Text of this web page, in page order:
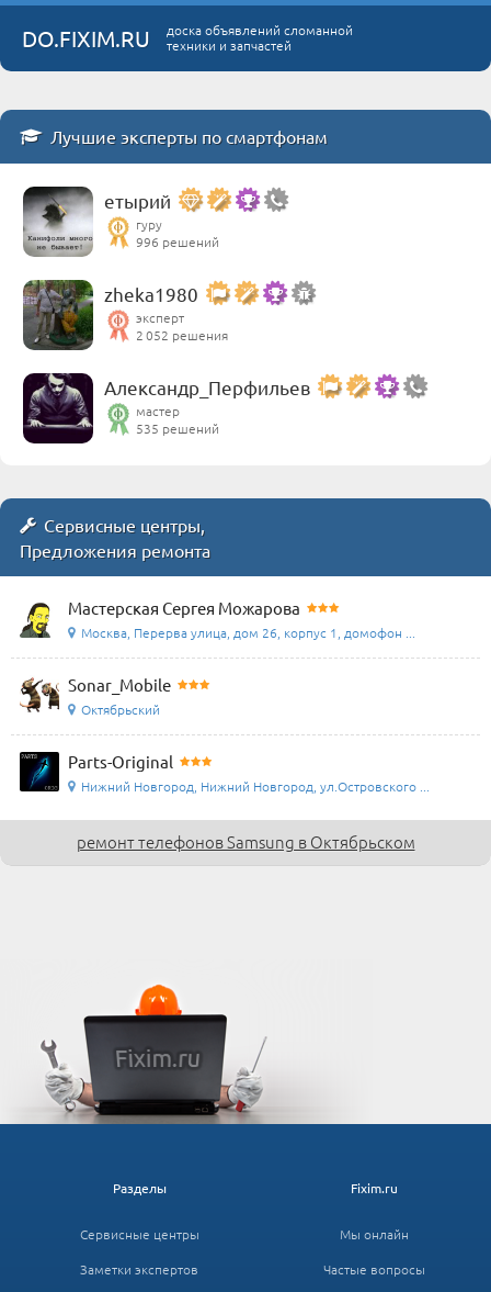
DO.FIXIM.RU
доска объявлений сломанной
техники и запчастей
Лучшие эксперты по смартфонам
етырий
гуру
996 решений
zheka1980
эксперт
2 052 решения
Александр_Перфильев
мастер
535 решений
Сервисные центры,
Предложения ремонта
Мастерская Сергея Можарова
Москва, Перерва улица, дом 26, корпус 1, домофон ...
Sonar_Mobile
Октябрьский
Parts-Original
Нижний Новгород, Нижний Новгород, ул.Островского ...
ремонт телефонов Samsung в Октябрьском
Fixim.ru
Мы онлайн
Частые вопросы
Разделы
Сервисные центры
Заметки экспертов